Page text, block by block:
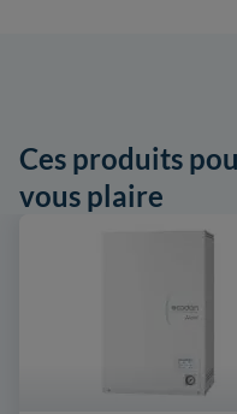
Ces produits
vous plaire